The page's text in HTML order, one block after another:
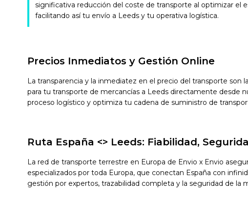
significativa reducción del coste de transporte al optimizar el
facilitando así tu envío a Leeds y tu operativa logística.
Precios Inmediatos y Gestión Online
La transparencia y la inmediatez en el precio del transporte son
para tu transporte de mercancías a Leeds directamente desde
proceso logístico y optimiza tu cadena de suministro de
Ruta España <> Leeds: Fiabilidad,
La red de transporte terrestre en Europa de Envio x Envio
especializados por toda Europa, que conectan España con
gestión por expertos, trazabilidad completa y la seguridad de la